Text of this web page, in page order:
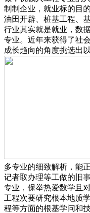
制制企业，就业标的目
油田开辟、桩基工程、
行业其实就是就业，数
专业。近年来获得了社
成长趋向的角度挑选出
多专业的细致解析，能
记者取办理等工做的旧
专业，保举热爱数学且
工程次要研究根本地质
程等方面的根基学问和